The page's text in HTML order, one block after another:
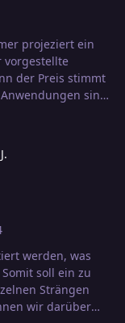
vorgestellte
der Preis stimmt
über
für
werden, was
soll ein zu
Strängen